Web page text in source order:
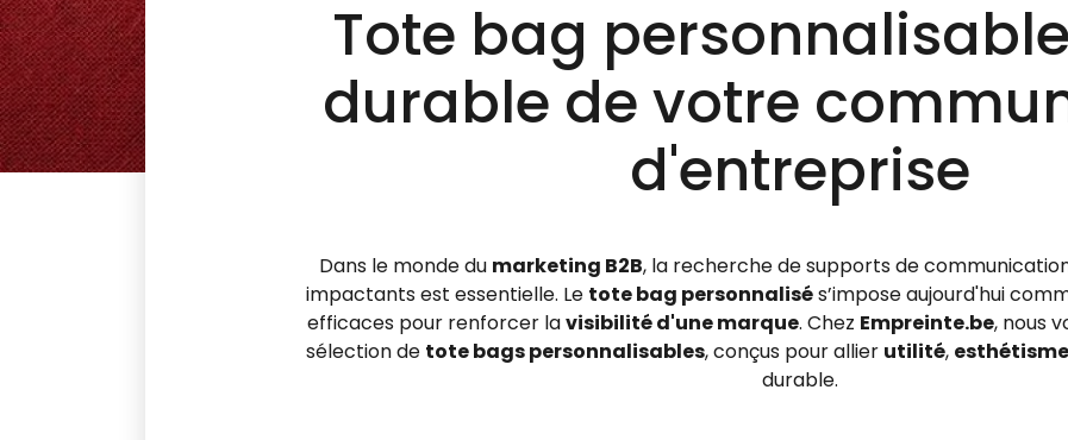
Tote bag
durable de votre
d'entreprise
Dans le monde du marketing B2B, la recherche de supports de
impactants est essentielle. Le tote bag personnalisés’impose aujourd'hui
efficaces pour renforcer lavisibilité d'une marque. Chez Empreinte.be, nous
sélection de tote bags personnalisables, conçus pour allier utilité, esthétisme
durable.